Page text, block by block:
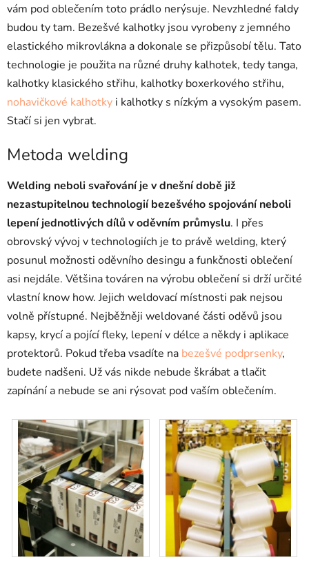
vám pod oblečením toto prádlo nerýsuje. Nevzhledné faldy
budou ty tam. Bezešvé kalhotky jsou vyrobeny z jemného
elastického mikrovlákna a dokonale se přizpůsobí tělu. Tato
technologie je použita na různé druhy kalhotek, tedy tanga,
kalhotky klasického střihu, kalhotky boxerkového střihu,
nohavičkové kalhotky i kalhotky s nízkým a vysokým pasem.
Stačí si jen vybrat.
Metoda welding
Welding neboli svařování je v dnešní době již
nezastupitelnou technologií bezešvého spojování neboli
lepení jednotlivých dílů v oděvním průmyslu. I přes
obrovský vývoj v technologiích je to právě welding, který
posunul možnosti oděvního desingu a funkčnosti oblečení
asi nejdále. Většina továren na výrobu oblečení si drží určité
vlastní know how. Jejich weldovací místnosti pak nejsou
volně přístupné. Nejběžněji weldované části oděvů jsou
kapsy, krycí a pojící fleky, lepení v délce a někdy i aplikace
protektorů. Pokud třeba vsadíte na bezešvé podprsenky,
budete nadšeni. Už vás nikde nebude škrábat a tlačit
zapínání a nebude se ani rýsovat pod vaším oblečením.